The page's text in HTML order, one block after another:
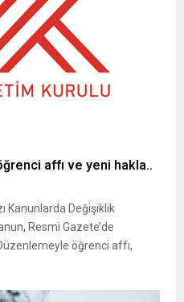
affı ve yeni hakla..
Kanunlarda Değişiklik
Resmi Gazete’de
öğrenci affı,